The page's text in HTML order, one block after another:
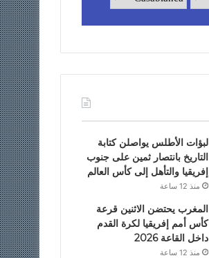
لبؤات الأطلس يواصلن كتابة
التاريخ بانتصار ثمين على جنوب
إفريقيا والتأهل إلى كأس العالم
منذ 12 ساعة
المغرب يحتضن الاثنين قرعة
كأس أمم إفريقيا لكرة القدم
داخل القاعة 2026
منذ 12 ساعة